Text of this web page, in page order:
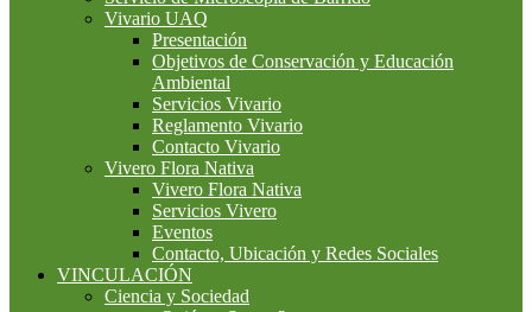
Vivario UAQ
Presentación
Objetivos de Conservación y Educación
Ambiental
Servicios Vivario
Reglamento Vivario
Contacto Vivario
Vivero Flora Nativa
Vivero Flora Nativa
Servicios Vivero
Eventos
Contacto, Ubicación y Redes Sociales
VINCULACIÓN
Ciencia y Sociedad